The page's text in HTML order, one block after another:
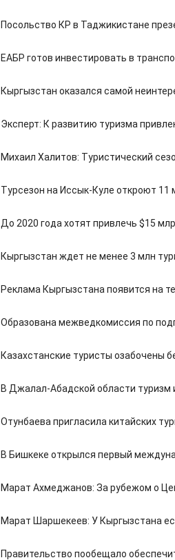
Посольство КР в Таджикистане
ЕАБР готов инвестировать в
Кыргызстан оказался самой
Эксперт: К развитию туризма
Михаил Халитов: Туристический
Турсезон на Иссык-Куле откроют 11
До 2020 года хотят привлечь $15
Кыргызстан ждет не менее 3 млн
Реклама Кыргызстана появится на
Образована межведкомиссия по
Казахстанские туристы озабочены
В Джалал-Абадской области
Отунбаева пригласила китайских
В Бишкеке открылся первый
Марат Ахмеджанов: За рубежом о
Марат Шаршекеев: У Кыргызстана
Правительство пообещало